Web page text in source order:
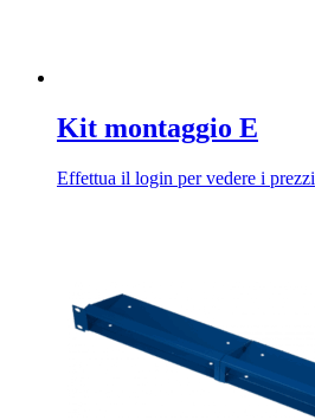
Kit montaggio E
Effettua il login per vedere i prezzi